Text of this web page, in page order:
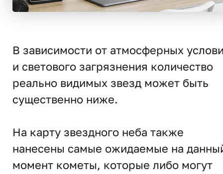
В зависимости от атмосферных
и светового загрязнения количество
реально видимых звезд может быть
существенно ниже.
На карту звездного неба также
нанесены самые ожидаемые на
момент кометы, которые либо могут